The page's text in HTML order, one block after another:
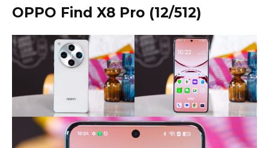
OPPO Find X8 Pro (12/512)